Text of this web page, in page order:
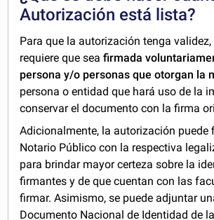
Autorización está lista?
Para que la autorización tenga
requiere que seafirmada
persona y/o personas que otorgan la
persona o entidad que hará uso de la
conservar el documento con la firma
Adicionalmente, la autorización puede
Notario Público con la respectiva
para brindar mayor certeza sobre la
firmantes y de que cuentan con las
firmar. Asimismo, se puede adjuntar
Documento Nacional de Identidad de